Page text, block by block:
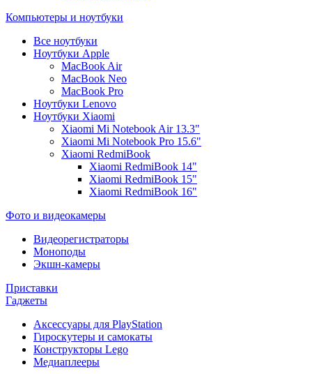
Компьютеры и ноутбуки
Все ноутбуки
Ноутбуки Apple
MacBook Air
MacBook Neo
MacBook Pro
Ноутбуки Lenovo
Ноутбуки Xiaomi
Xiaomi Mi Notebook Air 13.3"
Xiaomi Mi Notebook Pro 15.6"
Xiaomi RedmiBook
Xiaomi RedmiBook 14"
Xiaomi RedmiBook 15"
Xiaomi RedmiBook 16"
Фото и видеокамеры
Видеорегистраторы
Моноподы
Экшн-камеры
Приставки
Гаджеты
Аксессуары для PlayStation
Гироскутеры и самокаты
Конструкторы Lego
Медиаплееры